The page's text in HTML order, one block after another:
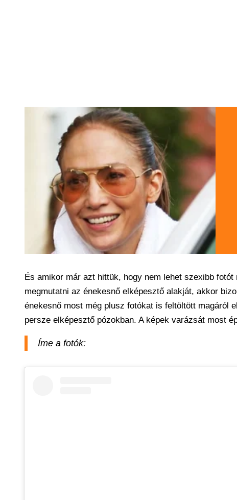
És amikor már azt hittük, hogy nem lehet szexibb
megmutatni az énekesnő elképesztő alakját, akkor
énekesnő most még plusz fotókat is feltöltött magáról
persze elképesztő pózokban. A képek varázsát most
Íme a fotók: